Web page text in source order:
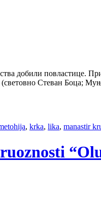
добили повластице.
Стеван Боца;
, krka, lika, manastir